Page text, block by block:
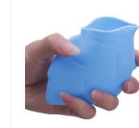
Moldes del
Moldes del
Guantes de la